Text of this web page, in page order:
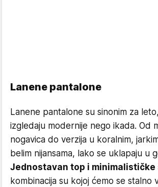
Lanene pantalone
Lanene pantalone su sinonim za
izgledaju modernije nego ikada. Od
nogavica do verzija u koralnim,
belim nijansama, lako se uklapaju u
Jednostavan top i minimalističke
kombinacija su kojoj ćemo se stalno